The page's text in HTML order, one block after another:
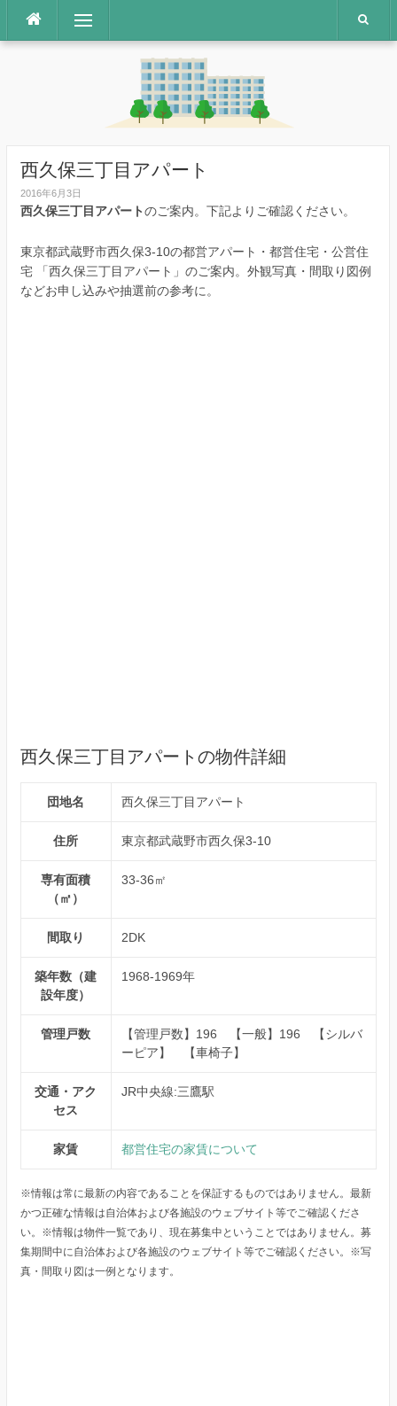
テ
メニュー
西久保三丁目アパート
2016年6月3日
西久保三丁目アパートのご案内。下記よりご確認ください。
東京都武蔵野市西久保3-10の都営アパート・都営住宅・公営住
宅 「西久保三丁目アパート」のご案内。外観写真・間取り図例
などお申し込みや抽選前の参考に。
西久保三丁目アパートの物件詳細
団地名 西久保三丁目アパート
住所 東京都武蔵野市西久保3-10
専有面積
（㎡）
33-36㎡
間取り 2DK
築年数（建
設年度）
1968-1969年
管理戸数
【管理戸数】196 【一般】196 【シルバ
ーピア】 【車椅子】
交通・アク
セス
JR中央線:三鷹駅
家賃 都営住宅の家賃について
※情報は常に最新の内容であることを保証するものではありません。最新
かつ正確な情報は自治体および各施設のウェブサイト等でご確認くださ
い。※情報は物件一覧であり、現在募集中ということではありません。募
集期間中に自治体および各施設のウェブサイト等でご確認ください。※写
真・間取り図は一例となります。